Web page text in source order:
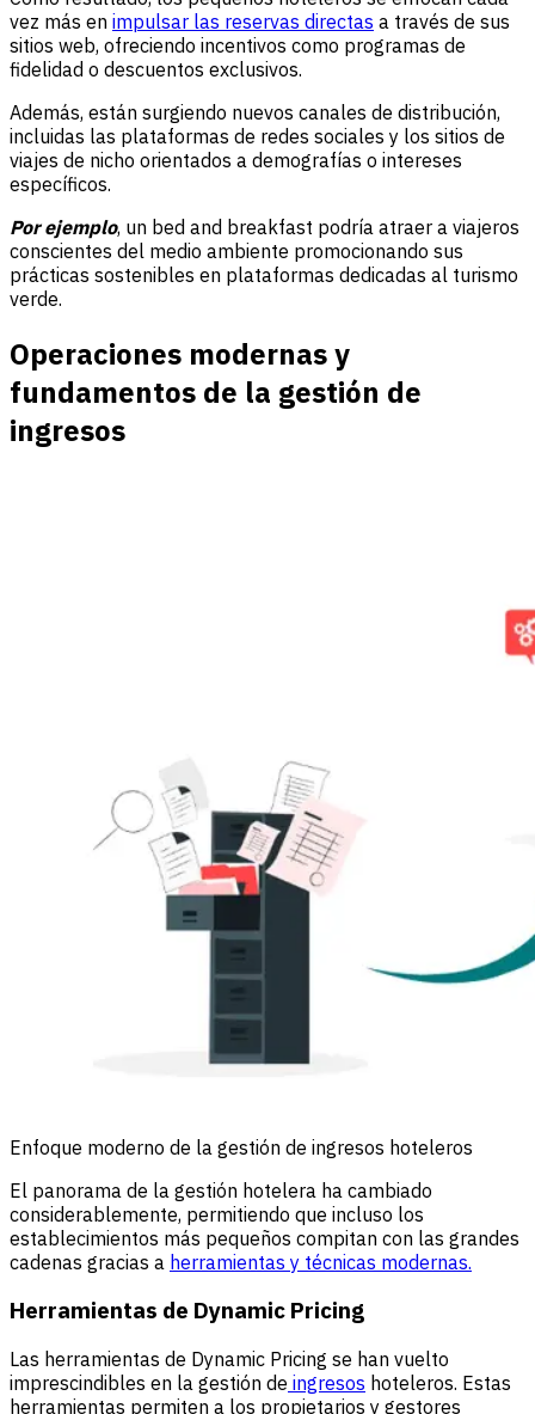
vez más en impulsar las reservas directas a través de sus
sitios web, ofreciendo incentivos como programas de
fidelidad o descuentos exclusivos.
Además, están surgiendo nuevos canales de distribución,
incluidas las plataformas de redes sociales y los sitios de
viajes de nicho orientados a demografías o intereses
específicos.
Por ejemplo, un bed and breakfast podría atraer a viajeros
conscientes del medio ambiente promocionando sus
prácticas sostenibles en plataformas dedicadas al turismo
verde.
Operaciones modernas y
fundamentos de la gestión de
ingresos
Enfoque moderno de la gestión de ingresos hoteleros
El panorama de la gestión hotelera ha cambiado
considerablemente, permitiendo que incluso los
establecimientos más pequeños compitan con las grandes
cadenas gracias a herramientas y técnicas modernas.
Herramientas de Dynamic Pricing
Las herramientas de Dynamic Pricing se han vuelto
imprescindibles en la gestión de ingresos hoteleros. Estas
herramientas permiten a los propietarios y gestores